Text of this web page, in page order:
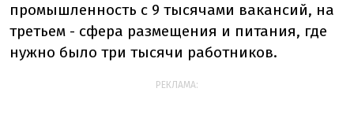
промышленность с 9 тысячами вакансий, на
третьем - сфера размещения и питания, где
нужно было три тысячи работников.
РЕКЛАМА: